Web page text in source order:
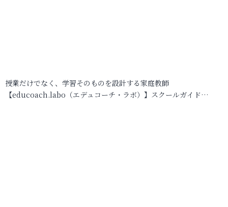
授業だけでなく、学習そのものを設計する家庭教師
【educoach.labo（エデュコーチ・ラボ）】スクールガイド…